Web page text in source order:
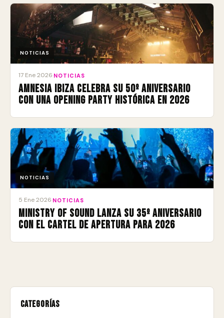
NOTICIAS
17 Ene 2026 NOTICIAS
Amnesia Ibiza celebra su 50º aniversario
con una Opening Party histórica en 2026
NOTICIAS
5 Ene 2026 NOTICIAS
Ministry of Sound lanza su 35º aniversario
con el cartel de apertura para 2026
Categorías